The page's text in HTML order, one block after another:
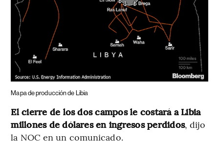
Mapa de producción de Libia
El cierre de los dos campos le costará a Libia
millones de dólares en ingresos perdidos, dijo
la NOC en un comunicado.